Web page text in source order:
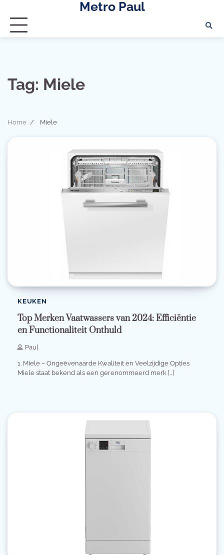
content
Metro Paul
Tag: Miele
Home Miele
KEUKEN
Top Merken Vaatwassers van 2024: Efficiëntie
en Functionaliteit Onthuld
Paul
1. Miele – Ongeëvenaarde Kwaliteit en Veelzijdige Opties
Miele staat bekend als een gerenommeerd merk […]